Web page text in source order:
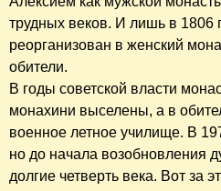
трудных веков. И лишь в 1806
реорганизован в женский
обители.
В годы советской власти
монахини выселены, а в
военное летное училище. В
но до начала возобновления
долгие четверть века. Вот за